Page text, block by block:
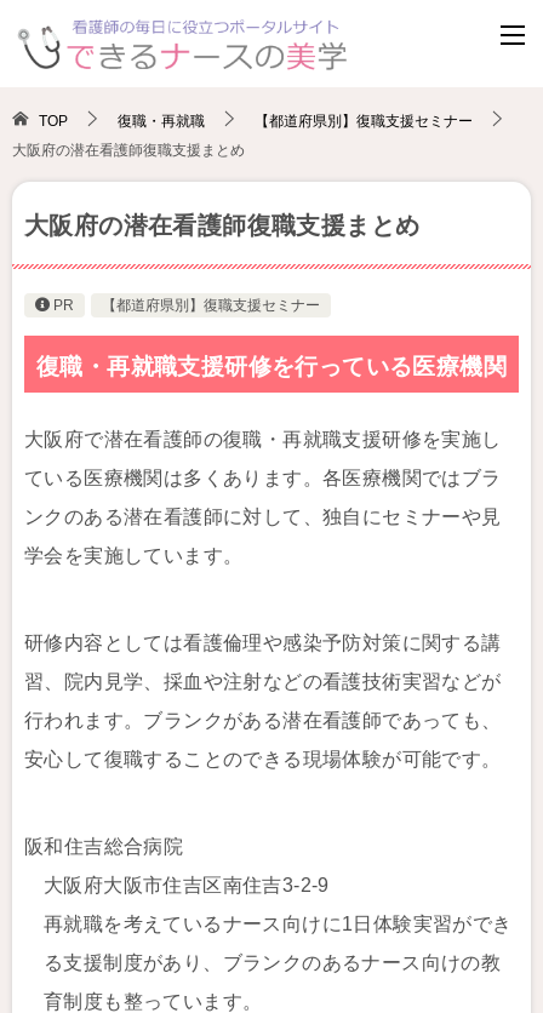
TOP 復職・再就職
【都道府県別】復職支援セミナー
大阪府の潜在看護師復職支援まとめ
大阪府の潜在看護師復職支援まとめ
PR 【都道府県別】復職支援セミナー
復職・再就職支援研修を行っている医療機関
大阪府で潜在看護師の復職・再就職支援研修を実施し
ている医療機関は多くあります。各医療機関ではブラ
ンクのある潜在看護師に対して、独自にセミナーや見
学会を実施しています。
研修内容としては看護倫理や感染予防対策に関する講
習、院内見学、採血や注射などの看護技術実習などが
行われます。ブランクがある潜在看護師であっても、
安心して復職することのできる現場体験が可能です。
阪和住吉総合病院
大阪府大阪市住吉区南住吉3-2-9
再就職を考えているナース向けに1日体験実習ができ
る支援制度があり、ブランクのあるナース向けの教
育制度も整っています。